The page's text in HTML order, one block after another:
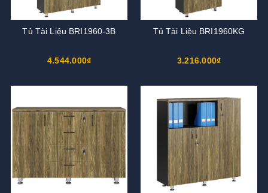
Tủ Tài Liệu BRI1960-3B
4.544.000₫
Tủ Tài Liệu BRI1960KG
3.216.000₫